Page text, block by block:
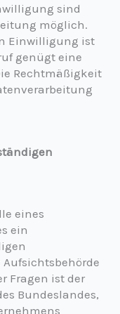
sind
möglich.
Einwilligung ist
genügt eine
Rechtmäßigkeit
eines
ein
Fragen ist der
Bundeslandes,